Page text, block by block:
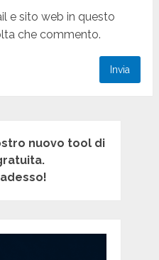
e sito web in questo
che commento.
nuovo tool di